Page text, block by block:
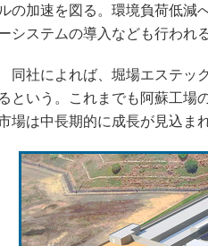
ルの加速を図る。環境負荷低減
システムの導入なども行われ
同社によれば、堀場エステッ
るという。これまでも阿蘇工場
場は中長期的に成長が見込ま